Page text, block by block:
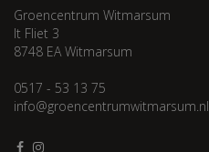
Groencentrum Witmarsum
It Fliet 3
8748 EA Witmarsum
0517 - 53 13 75
info@groencentrumwitmarsum.nl